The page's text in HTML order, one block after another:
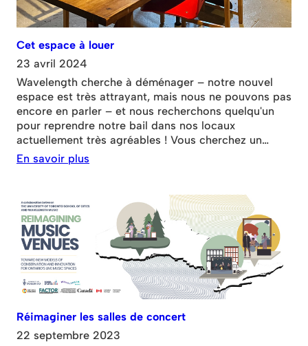
Cet espace à louer
23 avril 2024
Wavelength cherche à déménager – notre nouvel
espace est très attrayant, mais nous ne pouvons pas
encore en parler – et nous recherchons quelqu'un
pour reprendre notre bail dans nos locaux
actuellement très agréables ! Vous cherchez un
espace de travail ? Lisez la suite… STUDIO CRÉATIF
À LOUER Idéal pour les créatifs, photographes,
artistiques, etc. Faites de votre créativité un succès !
En savoir plus
Réimaginer les salles de concert
22 septembre 2023